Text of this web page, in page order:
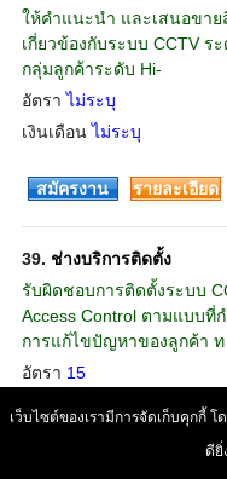
ให้คำแนะนำ และเสนอขา
เกี่ยวข้องกับระบบ CCTV ร
กลุ่มลูกค้าระดับ Hi-
อัตราไม่ระบุ
เงินเดือนไม่ระบุ
สมัครงาน
รายละเอียด
39. ช่างบริการติดตั้ง
รับผิดชอบการติดตั้งระบบ
Access Control ตามแบบที่
การแก้ไขปัญหาของลูกค้า ท
อัตรา 15
เงินเดือน
รายละเอียด
เว็บไซต์ของเรามีการจัดเก็บคุกกี้
ดียิ่